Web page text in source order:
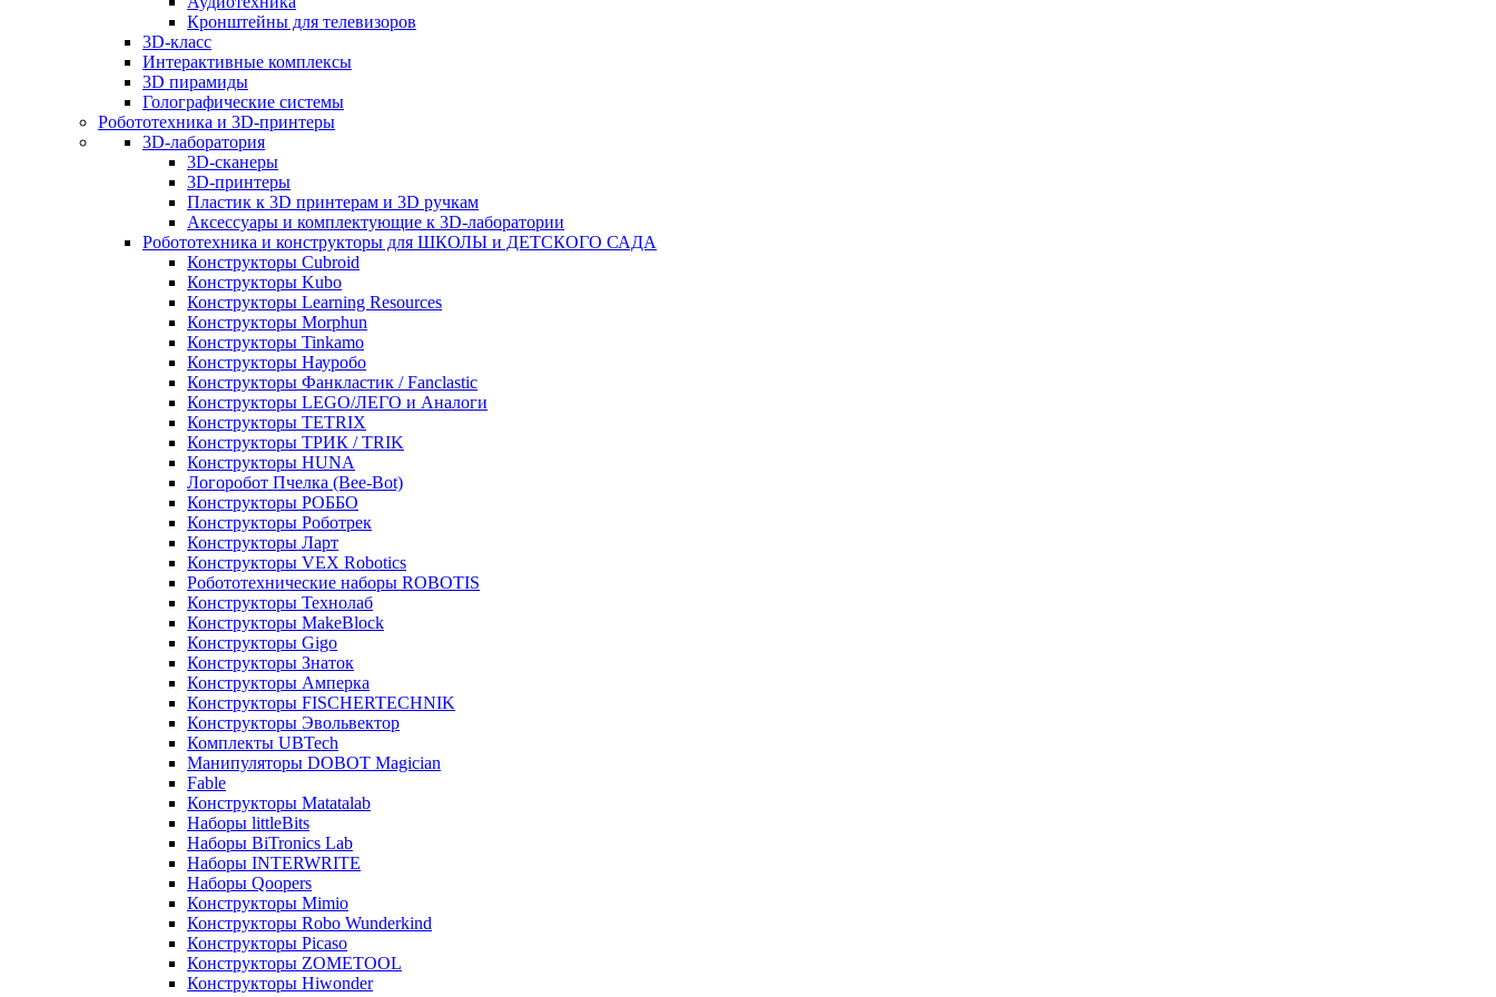
Кронштейны для телевизоров
3D-класс
Интерактивные комплексы
3D пирамиды
Голографические системы
Робототехника и 3D-принтеры
3D-лаборатория
3D-сканеры
3D-принтеры
Пластик к 3D принтерам и 3D ручкам
Аксессуары и комплектующие к 3D-лаборатории
Робототехника и конструкторы для ШКОЛЫ и ДЕТСКОГО САДА
Конструкторы Cubroid
Конструкторы Kubo
Конструкторы Learning Resources
Конструкторы Morphun
Конструкторы Tinkamo
Конструкторы Науробо
Конструкторы Фанкластик / Fanclastic
Конструкторы LEGO/ЛЕГО и Аналоги
Конструкторы TETRIX
Конструкторы ТРИК / TRIK
Конструкторы HUNA
Логоробот Пчелка (Bee-Bot)
Конструкторы РОББО
Конструкторы Роботрек
Конструкторы Ларт
Конструкторы VEX Robotics
Робототехнические наборы ROBOTIS
Конструкторы Технолаб
Конструкторы MakeBlock
Конструкторы Gigo
Конструкторы Знаток
Конструкторы Амперка
Конструкторы FISCHERTECHNIK
Конструкторы Эвольвектор
Комплекты UBTech
Манипуляторы DOBOT Magician
Fable
Конструкторы Matatalab
Наборы littleBits
Наборы BiTronics Lab
Наборы INTERWRITE
Наборы Qoopers
Конструкторы Mimio
Конструкторы Robo Wunderkind
Конструкторы Picaso
Конструкторы ZOMETOOL
Конструкторы Hiwonder